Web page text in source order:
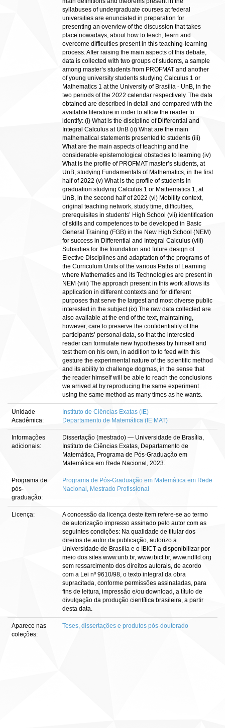
syllabuses of undergraduate courses at federal
universities are enunciated in preparation for
presenting an overview of the discussion that takes
place nowadays, about how to teach, learn and
overcome difficulties present in this teaching-learning
process. After raising the main aspects of this debate,
data is collected with two groups of students, a sample
among master’s students from PROFMAT and another
of young university students studying Calculus 1 or
Mathematics 1 at the University of Brasília - UnB, in the
two periods of the 2022 calendar respectively. The data
obtained are described in detail and compared with the
available literature in order to allow the reader to
identify: (i) What is the discipline of Differential and
Integral Calculus at UnB (ii) What are the main
mathematical statements presented to students (iii)
What are the main aspects of teaching and the
considerable epistemological obstacles to learning (iv)
What is the profile of PROFMAT master’s students, at
UnB, studying Fundamentals of Mathematics, in the first
half of 2022 (v) What is the profile of students in
graduation studying Calculus 1 or Mathematics 1, at
UnB, in the second half of 2022 (vi) Mobility context,
original teaching network, study time, difficulties,
prerequisites in students’ High School (vii) identification
of skills and competences to be developed in Basic
General Training (FGB) in the New High School (NEM)
for success in Differential and Integral Calculus (viii)
Subsidies for the foundation and future design of
Elective Disciplines and adaptation of the programs of
the Curriculum Units of the various Paths of Learning
where Mathematics and its Technologies are present in
NEM (viii) The approach present in this work allows its
application in different contexts and for different
purposes that serve the largest and most diverse public
interested in the subject (ix) The raw data collected are
also available at the end of the text, maintaining,
however, care to preserve the confidentiality of the
participants’ personal data, so that the interested
reader can formulate new hypotheses by himself and
test them on his own, in addition to to feed with this
gesture the experimental nature of the scientific method
and its ability to challenge dogmas, in the sense that
the reader himself will be able to reach the conclusions
we arrived at by reproducing the same experiment
using the same method as many times as he wants.
Unidade
Acadêmica:
Instituto de Ciências Exatas (IE)
Departamento de Matemática (IE MAT)
Informações
adicionais:
Dissertação (mestrado) — Universidade de Brasília,
Instituto de Ciências Exatas, Departamento de
Matemática, Programa de Pós-Graduação em
Matemática em Rede Nacional, 2023.
Programa de
pós-
graduação:
Programa de Pós-Graduação em Matemática em Rede
Nacional, Mestrado Profissional
Licença:
A concessão da licença deste item refere-se ao termo
de autorização impresso assinado pelo autor com as
seguintes condições: Na qualidade de titular dos
direitos de autor da publicação, autorizo a
Universidade de Brasília e o IBICT a disponibilizar por
meio dos sites www.unb.br, www.ibict.br, www.ndltd.org
sem ressarcimento dos direitos autorais, de acordo
com a Lei nº 9610/98, o texto integral da obra
supracitada, conforme permissões assinaladas, para
fins de leitura, impressão e/ou download, a título de
divulgação da produção científica brasileira, a partir
desta data.
Aparece nas
coleções:
Teses, dissertações e produtos pós-doutorado